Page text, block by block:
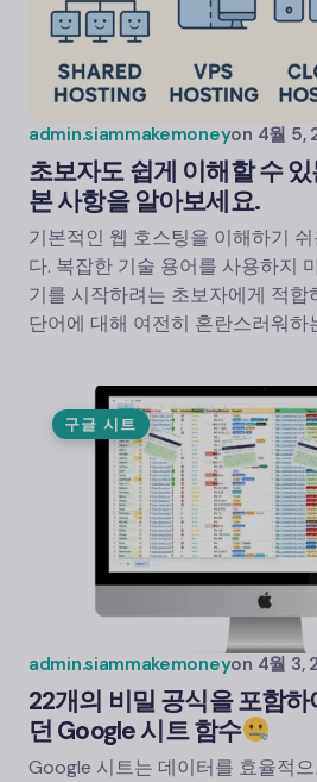
admin.siammakemoneyon 4월 5,
초보자도 쉽게 이해할 수
본 사항을 알아보세요.
기본적인 웹 호스팅을 이해하기
다. 복잡한 기술 용어를 사용하지
기를 시작하려는 초보자에게 적합
단어에 대해 여전히 혼란스러워하
구글 시트
admin.siammakemoneyon 4월 3,
22개의 비밀 공식을 포함
던 Google 시트 함수
Google 시트는 데이터를 효율적